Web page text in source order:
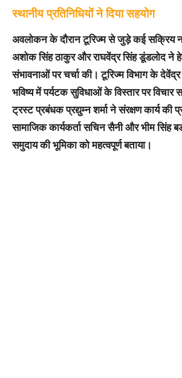
स्थानीय प्रतिनिधियों ने दिया सहयोग
अवलोकन के दौरान टूरिज्म से जुड़े कई सक्रिय
अशोक सिंह ठाकुर और राघवेंद्र सिंह डूंडलोद ने
संभावनाओं पर चर्चा की। टूरिज्म विभाग के
भविष्य में पर्यटक सुविधाओं के विस्तार पर विचार
ट्रस्ट प्रबंधक प्रद्युम्न शर्मा ने संरक्षण कार्य की
सामाजिक कार्यकर्ता सचिन सैनी और भीम सिंह
समुदाय की भूमिका को महत्वपूर्ण बताया।